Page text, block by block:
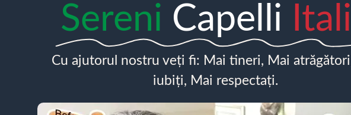
Sereni Capelli
Cu ajutorul nostru veți fi: Mai tineri, Mai
iubiți, Mai respectați.